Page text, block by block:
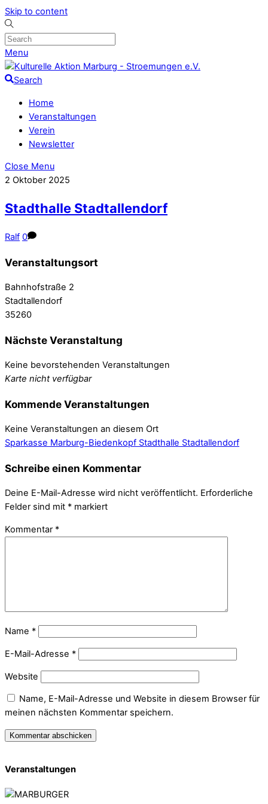
Skip to content
Menu
Search
Home
Veranstaltungen
Verein
Newsletter
Close Menu
2 Oktober 2025
Stadthalle Stadtallendorf
Ralf 0
Veranstaltungsort
Bahnhofstraße 2
Stadtallendorf
35260
Nächste Veranstaltung
Keine bevorstehenden Veranstaltungen
Karte nicht verfügbar
Kommende Veranstaltungen
Keine Veranstaltungen an diesem Ort
Sparkasse Marburg-Biedenkopf Stadthalle Stadtallendorf
Schreibe einen Kommentar
Deine E-Mail-Adresse wird nicht veröffentlicht. Erforderliche
Felder sind mit * markiert
Kommentar *
Name *
E-Mail-Adresse *
Website
Name, E-Mail-Adresse und Website in diesem Browser für
meinen nächsten Kommentar speichern.
Veranstaltungen